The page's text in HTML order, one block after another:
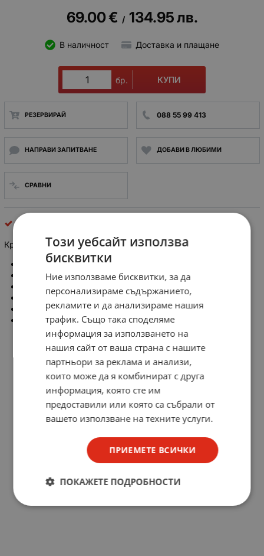
69.00€ / 134.95лв.
В наличност Доставка и плащане
бр. КУПИ
РЕЗЕРВИРАЙ 088 55 99 413
НАПРАВИ ЗАПИТВАНЕ ДОБАВИ В ЛЮБИМИ
СРАВНИ
Крайни и пътни прекъсвачи
Краен изключвател Bernstein 188-A1Z DGKw / 618.6127.104
Производител: BERNSTEIN AG
Тип датчик: краен изключвател
Ток през контактите макс.: 10A @ 500V AC
диаметър на ролката -Ø11 mm
общи размери: 125х30х32 mm
Този уебсайт използва
бисквитки
Ние използваме бисквитки, за да
персонализираме съдържанието,
рекламите и да анализираме нашия
трафик. Също така споделяме
информация за използването на
нашия сайт от ваша страна с нашите
партньори за реклама и анализи,
които може да я комбинират с друга
информация, която сте им
предоставили или която са събрали от
вашето използване на техните услуги.
ПРИЕМЕТЕ ВСИЧКИ
ПОКАЖЕТЕ ПОДРОБНОСТИ